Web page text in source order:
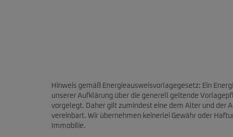
Hinweis gemäß Energieausweisvorlagegesetz: Ein
unserer Aufklärung über die generell geltende
vorgelegt. Daher gilt zumindest eine dem Alter und der
vereinbart. Wir übernehmen keinerlei Gewähr oder
Immobilie.